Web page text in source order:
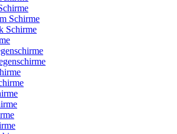
Schirme
Schirme